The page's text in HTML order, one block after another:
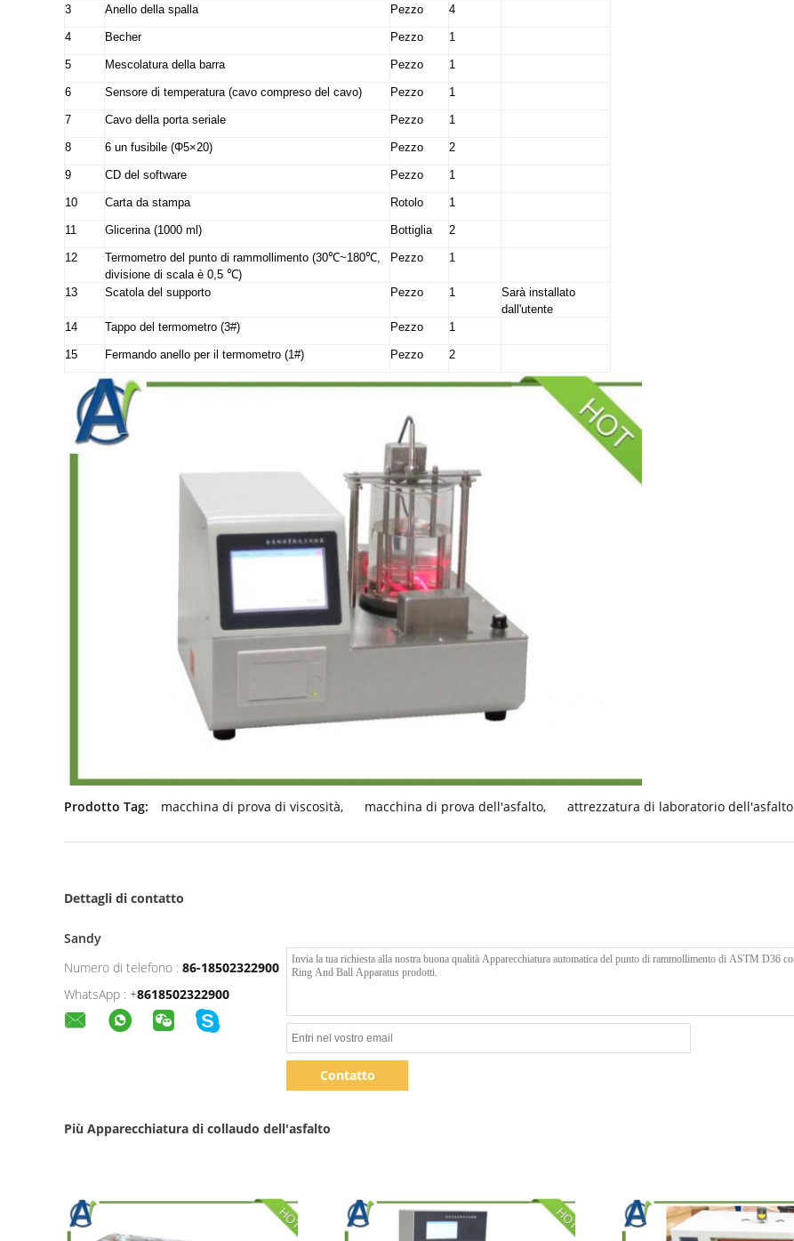
3 Anello della spalla Pezzo 4
4 Becher Pezzo 1
5 Mescolatura della barra Pezzo 1
6 Sensore di temperatura (cavo compreso del cavo) Pezzo 1
7 Cavo della porta seriale Pezzo 1
8 6 un fusibile (Φ5×20) Pezzo 2
9 CD del software Pezzo 1
10 Carta da stampa Rotolo 1
11 Glicerina (1000 ml) Bottiglia 2
12
Termometro del punto di rammollimento (30℃~180℃,
divisione di scala è 0,5 ℃)
Pezzo 1
13 Scatola del supporto Pezzo 1
Sarà installato
dall'utente
14
Tappo del termometro (3#) Pezzo 1
15 Fermando anello per il termometro (1#) Pezzo 2
Prodotto Tag: macchina di prova di viscosità, macchina di prova dell'asfalto, attrezzatura di laboratorio dell'asfalto
Dettagli di contatto
Sandy
Numero di telefono : 86-18502322900
WhatsApp : +8618502322900
Contatto
Più Apparecchiatura di collaudo dell'asfalto